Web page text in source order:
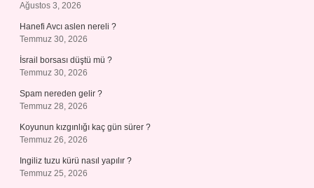
Ağustos 3, 2026
Hanefi Avcı aslen nereli ?
Temmuz 30, 2026
İsrail borsası düştü mü ?
Temmuz 30, 2026
Spam nereden gelir ?
Temmuz 28, 2026
Koyunun kızgınlığı kaç gün sürer ?
Temmuz 26, 2026
Ingiliz tuzu kürü nasıl yapılır ?
Temmuz 25, 2026